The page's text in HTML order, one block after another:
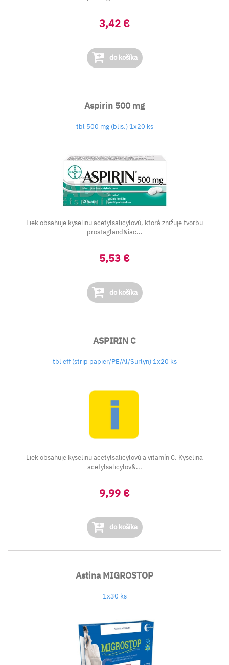
3,42 €
do košíka
Aspirin 500 mg
tbl 500 mg (blis.) 1x20 ks
Liek obsahuje kyselinu acetylsalicylovú, ktorá znižuje tvorbu
prostagland&iac...
5,53 €
do košíka
ASPIRIN C
tbl eff (strip papier/PE/Al/Surlyn) 1x20 ks
Liek obsahuje kyselinu acetylsalicylovú a vitamín C. Kyselina
acetylsalicylov&...
9,99 €
do košíka
Astina MIGROSTOP
1x30 ks